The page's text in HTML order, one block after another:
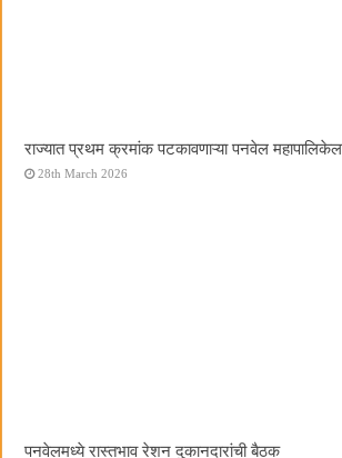
राज्यात प्रथम क्रमांक पटकावणाऱ्या पनवेल
28th March 2026
पनवेलमध्ये रास्तभाव रेशन दुकानदारांची बैठक